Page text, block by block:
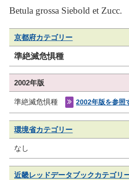
Betula grossa Siebold et Zucc.
京都府カテゴリー
準絶滅危惧種
2002年版
準絶滅危惧種 2002年版を参照
環境省カテゴリー
なし
近畿レッドデータブックカテゴリ